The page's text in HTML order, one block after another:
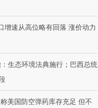
增速从高位略有回落 涨价动力
生态环境法典施行；巴西总统
美国防空弹药库存充足 但不